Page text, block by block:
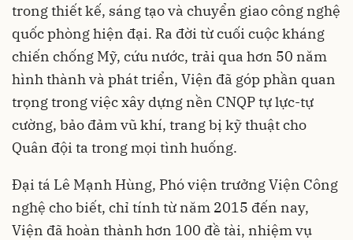
trong thiết kế, sáng tạo và chuyển giao công nghệ
quốc phòng hiện đại. Ra đời từ cuối cuộc kháng
chiến chống Mỹ, cứu nước, trải qua hơn 50 năm
hình thành và phát triển, Viện đã góp phần quan
trọng trong việc xây dựng nền CNQP tự lực-tự
cường, bảo đảm vũ khí, trang bị kỹ thuật cho
Quân đội ta trong mọi tình huống.
Đại tá Lê Mạnh Hùng, Phó viện trưởng Viện Công
nghệ cho biết, chỉ tính từ năm 2015 đến nay,
Viện đã hoàn thành hơn 100 đề tài, nhiệm vụ